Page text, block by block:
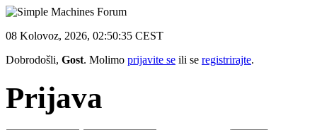
08 Kolovoz, 2026, 02:50:35 CEST
Dobrodošli, Gost. Molimo prijavite se ili se registrirajte.
Prijava